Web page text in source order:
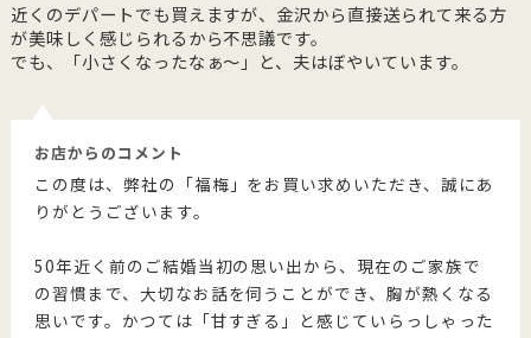
近くのデパートでも買えますが、金沢から直接送られて来る方
が美味しく感じられるから不思議です。
でも、「小さくなったなぁ～」と、夫はぼやいています。
お店からのコメント
この度は、弊社の「福梅」をお買い求めいただき、誠にあ
りがとうございます。
50年近く前のご結婚当初の思い出から、現在のご家族で
の習慣まで、大切なお話を伺うことができ、胸が熱くなる
思いです。かつては「甘すぎる」と感じていらっしゃった